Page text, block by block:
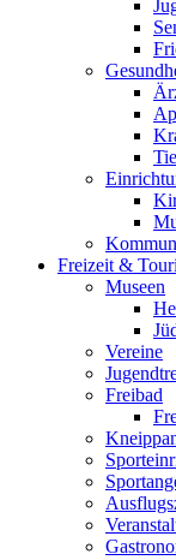
Freizeit &
Museen
Vereine
Freibad